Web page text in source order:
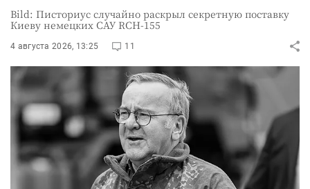
Bild: Писториус случайно раскрыл секретную поставку
Киеву немецких САУ RCH-155
4 августа 2026, 13:25 11